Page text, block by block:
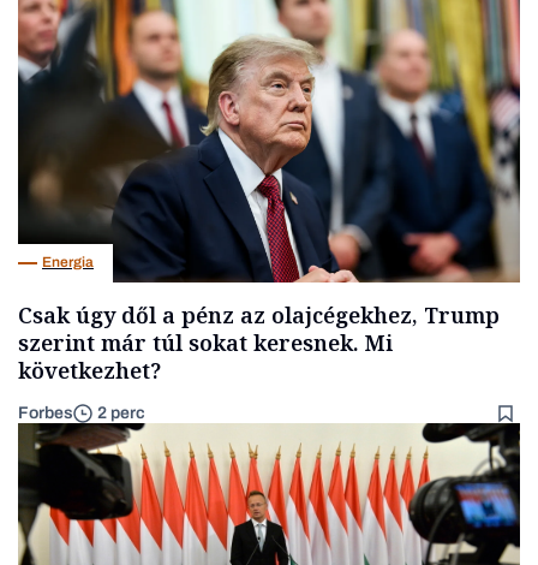
Energia
Csak úgy dől a pénz az olajcégekhez, Trump
szerint már túl sokat keresnek. Mi
következhet?
Forbes 2 perc